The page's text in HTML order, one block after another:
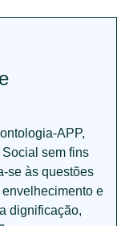
APP,
sem fins
se às questões
e
dignificação,